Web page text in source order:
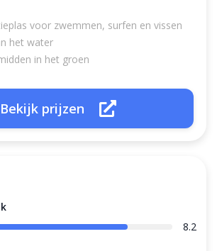
voor zwemmen, surfen en vissen
het water
in het groen
Bekijk prijzen
8.2